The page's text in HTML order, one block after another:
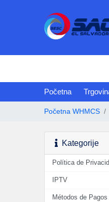
Početna
Početna WHMCS
Kategorije
Política de
IPTV
Métodos de